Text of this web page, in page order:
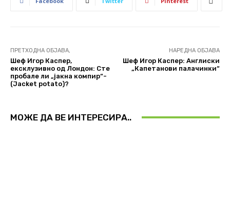
ПРЕТХОДНА ОБЈАВА,
Шеф Игор Каспер,
ексклузивно од Лондон: Сте
пробале ли „јакна компир“-
(Jacket pоtato)?
НАРЕДНА ОБЈАВА
Шеф Игор Каспер: Англиски
„Капетанови палачинки“
МОЖЕ ДА ВЕ ИНТЕРЕСИРА..